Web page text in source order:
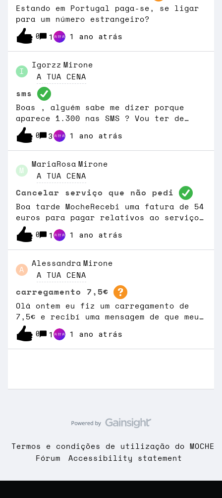
Estando em Portugal paga-se, se ligar
para um número estrangeiro?
0 1 1 ano atrás
I
Igorzz Mirone
A TUA CENA
sms
Boas , alguém sabe me dizer porque
aparece 1.300 nas SMS ? Vou ter de
pagar 1300 euros ?
0 3 1 ano atrás
M
MariaRosa Mirone
A TUA CENA
Cancelar serviço que não pedi
Boa tarde MocheRecebi uma fatura de 54
euros para pagar relativos ao serviço
moche ao qual noa estou associado. O
meu tarifário é meo agregado a TV e
Internet.Como posso cancelar o serviço
que, repito não é meu nem
pedi? Obrigado
0 1 1 ano atrás
A
Alessandra Mirone
A TUA CENA
carregamento 7,5€
Olá ontem eu fiz um carregamento de
7,5€ e recibí uma mensagem de que meu
MOCHE com tarifário MOCHE20 está
ativo, mas só uns minutos depois
recebi uma mensagem a dizer que não
0 1 1 ano atrás
Termos e condições de utilização do MOCHE
Fórum
Accessibility statement